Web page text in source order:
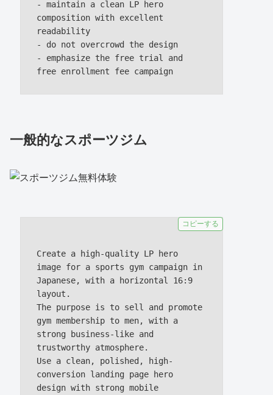
- maintain a clean LP hero
composition with excellent
readability
- do not overcrowd the design
- emphasize the free trial and
一般的なスポーツジム
Create a high-quality LP hero
image for a sports gym campaign in
Japanese, with a horizontal 16:9
layout.
The purpose is to sell and promote
gym membership to men, with a
strong business-like and
trustworthy atmosphere.
Use a clean, polished, high-
conversion landing page hero
design with strong mobile
コピーする